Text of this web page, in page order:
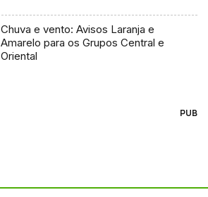
Chuva e vento: Avisos Laranja e
Amarelo para os Grupos Central e
Oriental
PUB